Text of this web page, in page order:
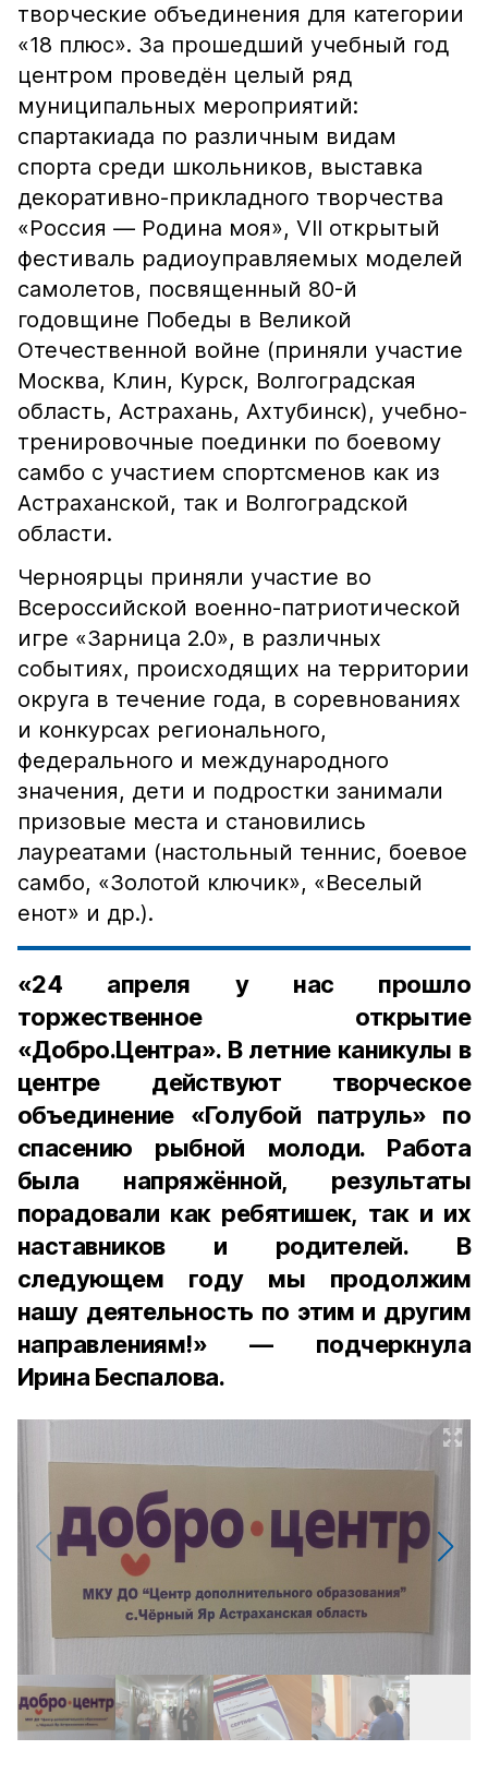
творческие объединения для категории
«18 плюс». За прошедший учебный год
центром проведён целый ряд
муниципальных мероприятий:
спартакиада по различным видам
спорта среди школьников, выставка
декоративно-прикладного творчества
«Россия — Родина моя», VII открытый
фестиваль радиоуправляемых моделей
самолетов, посвященный 80-й
годовщине Победы в Великой
Отечественной войне (приняли участие
Москва, Клин, Курск, Волгоградская
область, Астрахань, Ахтубинск), учебно-
тренировочные поединки по боевому
самбо с участием спортсменов как из
Астраханской, так и Волгоградской
области.
Черноярцы приняли участие во
Всероссийской военно-патриотической
игре «Зарница 2.0», в различных
событиях, происходящих на территории
округа в течение года, в соревнованиях
и конкурсах регионального,
федерального и международного
значения, дети и подростки занимали
призовые места и становились
лауреатами (настольный теннис, боевое
самбо, «Золотой ключик», «Веселый
енот» и др.).
«24 апреля у нас прошло
торжественное открытие
«Добро.Центра». В летние каникулы в
центре действуют творческое
объединение «Голубой патруль» по
спасению рыбной молоди. Работа
была напряжённой, результаты
порадовали как ребятишек, так и их
наставников и родителей. В
следующем году мы продолжим
нашу деятельность по этим и другим
направлениям!» — подчеркнула
Ирина Беспалова.